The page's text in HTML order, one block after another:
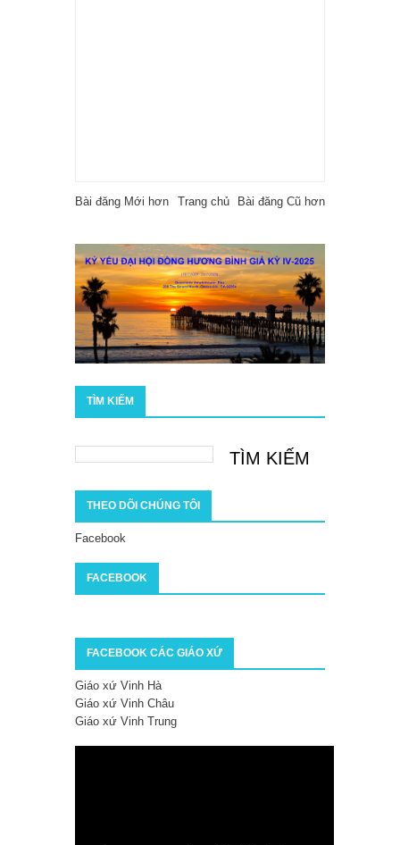
Bài đăng Mới hơn Bài đăng Cũ hơn
Trang chủ
TÌM KIẾM
THEO DÕI CHÚNG TÔI
Facebook
FACEBOOK
FACEBOOK CÁC GIÁO XỨ
Giáo xứ Vinh Hà
Giáo xứ Vinh Châu
Giáo xứ Vinh Trung